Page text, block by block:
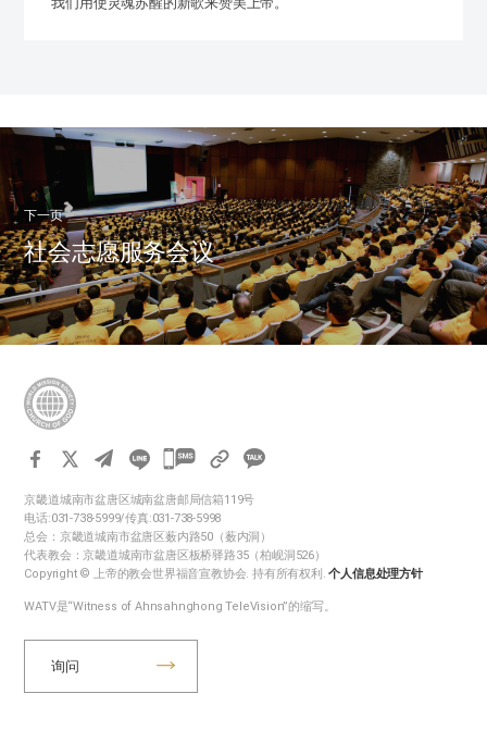
下一页
社会志愿服务会议
카
오
톡
공
하
京畿道城南市盆唐区城南盆唐邮局信箱119号
电话:031-738-5999/传真:031-738-5998
总会：京畿道城南市盆唐区薮内路50（薮内洞）
代表教会：京畿道城南市盆唐区板桥驿路35（柏岘洞526）
Copyright © 上帝的教会世界福音宣教协会. 持有所有权利.个人信息处理方针
WATV是“Witness of Ahnsahnghong TeleVision”的缩写。
询问